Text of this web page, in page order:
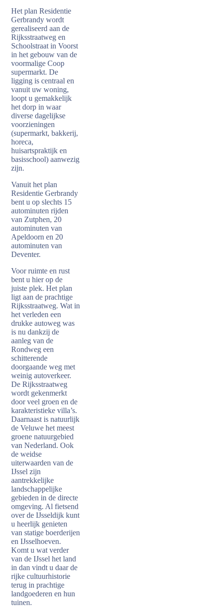
Het plan Residentie
Gerbrandy wordt
gerealiseerd aan de
Rijksstraatweg en
Schoolstraat in Voorst
in het gebouw van de
voormalige Coop
supermarkt. De
ligging is centraal en
vanuit uw woning,
loopt u gemakkelijk
het dorp in waar
diverse dagelijkse
voorzieningen
(supermarkt, bakkerij,
horeca,
huisartspraktijk en
basisschool) aanwezig
zijn.
Vanuit het plan
Residentie Gerbrandy
bent u op slechts 15
autominuten rijden
van Zutphen, 20
autominuten van
Apeldoorn en 20
autominuten van
Deventer.
Voor ruimte en rust
bent u hier op de
juiste plek. Het plan
ligt aan de prachtige
Rijksstraatweg. Wat in
het verleden een
drukke autoweg was
is nu dankzij de
aanleg van de
Rondweg een
schitterende
doorgaande weg met
weinig autoverkeer.
De Rijksstraatweg
wordt gekenmerkt
door veel groen en de
karakteristieke villa’s.
Daarnaast is natuurlijk
de Veluwe het meest
groene natuurgebied
van Nederland. Ook
de weidse
uiterwaarden van de
IJssel zijn
aantrekkelijke
landschappelijke
gebieden in de directe
omgeving. Al fietsend
over de IJsseldijk kunt
u heerlijk genieten
van statige boerderijen
en IJsselhoeven.
Komt u wat verder
van de IJssel het land
in dan vindt u daar de
rijke cultuurhistorie
terug in prachtige
landgoederen en hun
tuinen.